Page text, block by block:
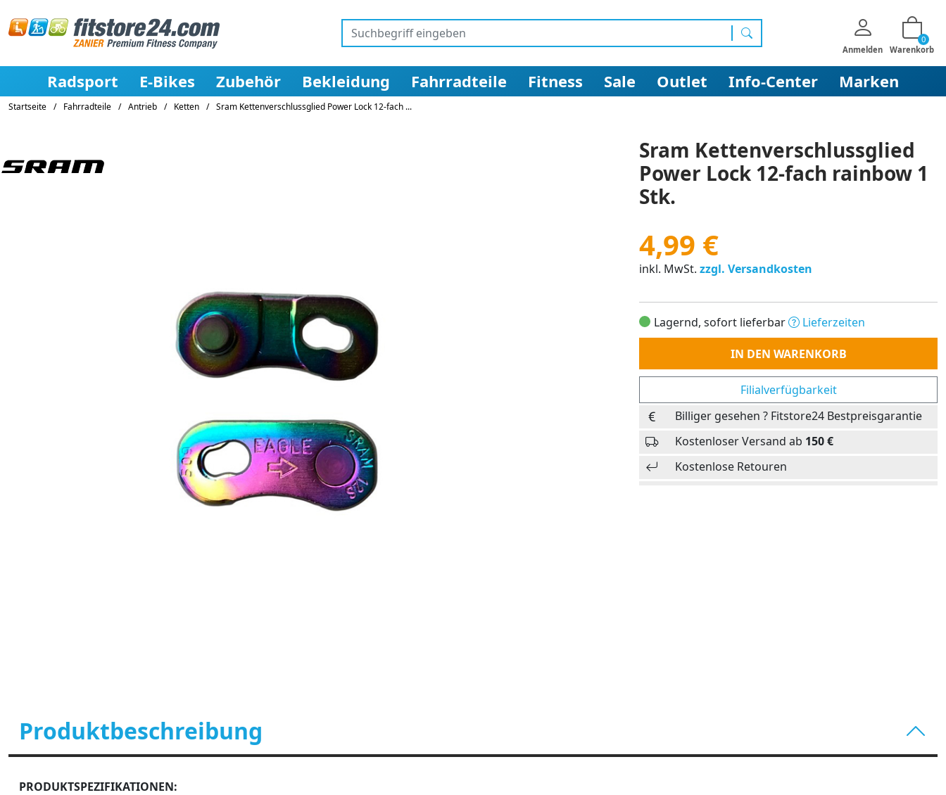
Suchen Anmelden Warenkorb
0
Radsport E-Bikes Zubehör Bekleidung Fahrradteile Fitness Sale Outlet Info-Center Marken
Startseite / Fahrradteile / Antrieb / Ketten / Sram Kettenverschlussglied Power Lock 12-fach ...
Sram Kettenverschlussglied
Power Lock 12-fach rainbow 1
Stk.
4,99 €
inkl. MwSt. zzgl. Versandkosten
Lagernd, sofort lieferbar
Lieferzeiten
Anzahl
IN DEN WARENKORB
Filialverfügbarkeit
Billiger gesehen ? Fitstore24 Bestpreisgarantie
Kostenloser Versand ab 150 €
Kostenlose Retouren
Produktbeschreibung
PRODUKTSPEZIFIKATIONEN: